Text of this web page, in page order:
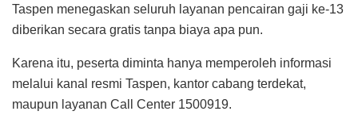
Taspen menegaskan seluruh layanan pencairan gaji ke-13
diberikan secara gratis tanpa biaya apa pun.
Karena itu, peserta diminta hanya memperoleh informasi
melalui kanal resmi Taspen, kantor cabang terdekat,
maupun layanan Call Center 1500919.